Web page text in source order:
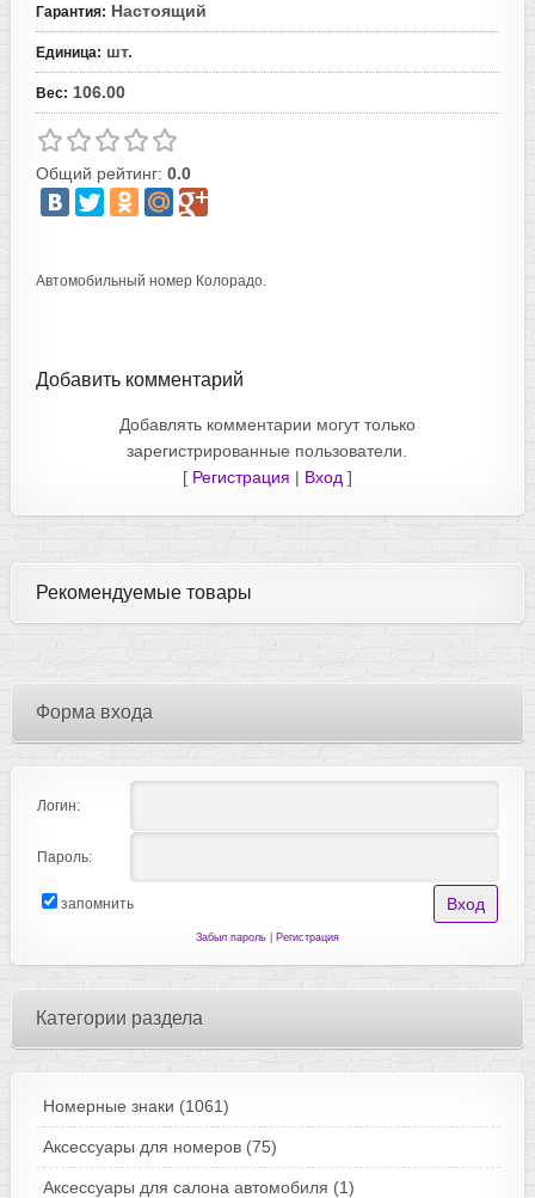
Гарантия: Настоящий
Единица: шт.
Вес: 106.00
Общий рейтинг: 0.0
Автомобильный номер Колорадо.
Добавить комментарий
Добавлять комментарии могут только
зарегистрированные пользователи.
[ Регистрация | Вход ]
Рекомендуемые товары
Форма входа
Логин:
Пароль:
запомнить
Забыл пароль| Регистрация
Категории раздела
Номерные знаки (1061)
Аксессуары для номеров (75)
Аксессуары для салона автомобиля (1)